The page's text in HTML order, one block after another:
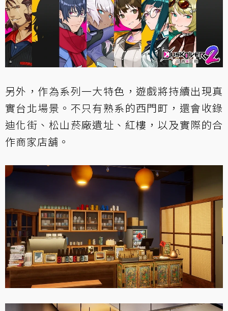
另外，作為系列一大特色，遊戲將持續出現真
實台北場景。不只有熟系的西門町，還會收錄
迪化街、松山菸廠遺址、紅樓，以及實際的合
作商家店舖。